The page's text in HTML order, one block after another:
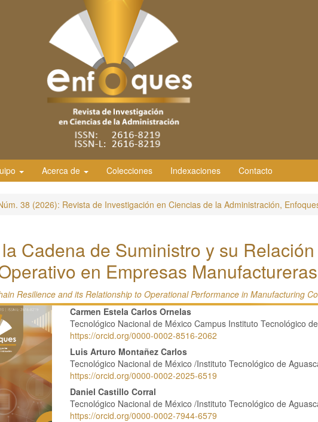
Acerca de Colecciones Indexaciones Contacto
38 (2026): Revista de Investigación en Ciencias de la Administración,
Cadena de Suministro y su
en Empresas Manufactureras
Resilience and its Relationship to Operational Performance in Manufacturing
Contenido
principal
del
artículo
Carmen Estela Carlos Ornelas
Tecnológico Nacional de México Campus Instituto Tecnológico
https://orcid.org/0000-0002-8516-2062
Luis Arturo Montañez Carlos
Tecnológico Nacional de México /Instituto Tecnológico de
https://orcid.org/0000-0002-2025-6519
Daniel Castillo Corral
Tecnológico Nacional de México /Instituto Tecnológico de
https://orcid.org/0000-0002-7944-6579